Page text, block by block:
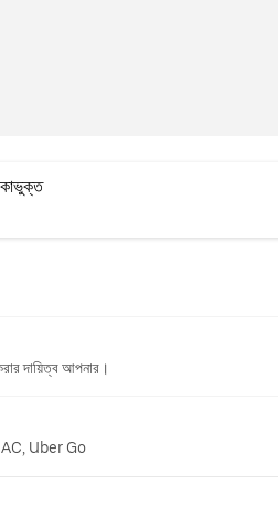
দায়িত্ব আপনার।
Uber Go